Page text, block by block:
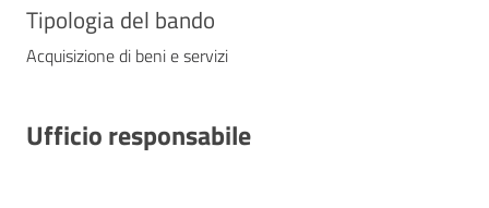
Tipologia del bando
Acquisizione di beni e servizi
Ufficio responsabile